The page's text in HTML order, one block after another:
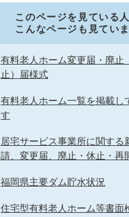
このページを見ている
こんなページも見てい
有料老人ホーム変更届・廃止
止）届様式
有料老人ホーム一覧を掲載し
す
居宅サービス事業所に関する
請、変更届、廃止・休止・再
福岡県主要ダム貯水状況
住宅型有料老人ホーム等書面